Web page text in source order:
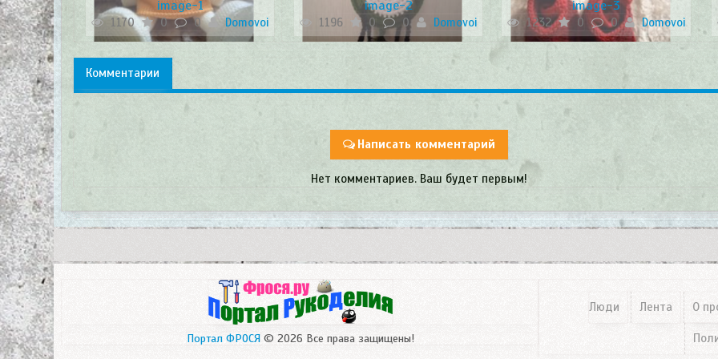
Domovoi
image-1
1170 0 0 Domovoi
image-2
1196 0 0 Domovoi
image-3
1232 0 0 Domovoi
Комментарии
Написать комментарий
Нет комментариев. Ваш будет первым!
Люди Лента О
Портал ФРОСЯ© 2026 Все права защищены!